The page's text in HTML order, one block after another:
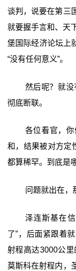
谈判，说要在第三
就要握手言和、天
堡国际经济论坛上
“没有任何意义”。
然后呢？就
彻底断联。
各位看官，
和，结果被对方定
都算稀罕。到底是
问题就出在，
泽连斯基在
了”，后面紧跟着
射程高达3000公里
莫斯科在射程内，